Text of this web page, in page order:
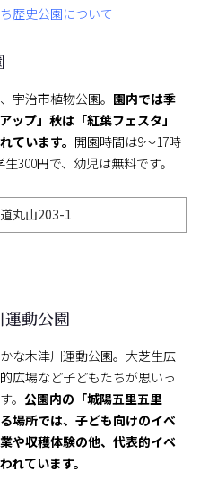
歴史公園について
宇治市植物公園。 園内では季
ップ」秋は「紅葉フェスタ」
ています。 開園時間は9〜17時
300円で、幼児は無料です。
丸山203-1
運動公園
な木津川運動公園。大芝生広
広場など子どもたちが思いっ
。 公園内の「城陽五里五里
場所では、子ども向けのイベ
や収穫体験の他、代表的イベ
れています。